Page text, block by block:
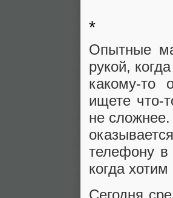
*
Опытные
рукой,
какому-то
ищете что-
не
телефону в
когда
Сегодня